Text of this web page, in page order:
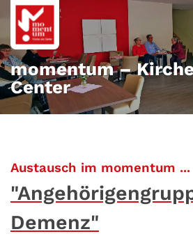
Zum Inhalt springen
momentum –
Center
Austausch im momentum ...:
Demenz"